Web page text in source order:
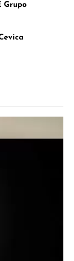
Grupo